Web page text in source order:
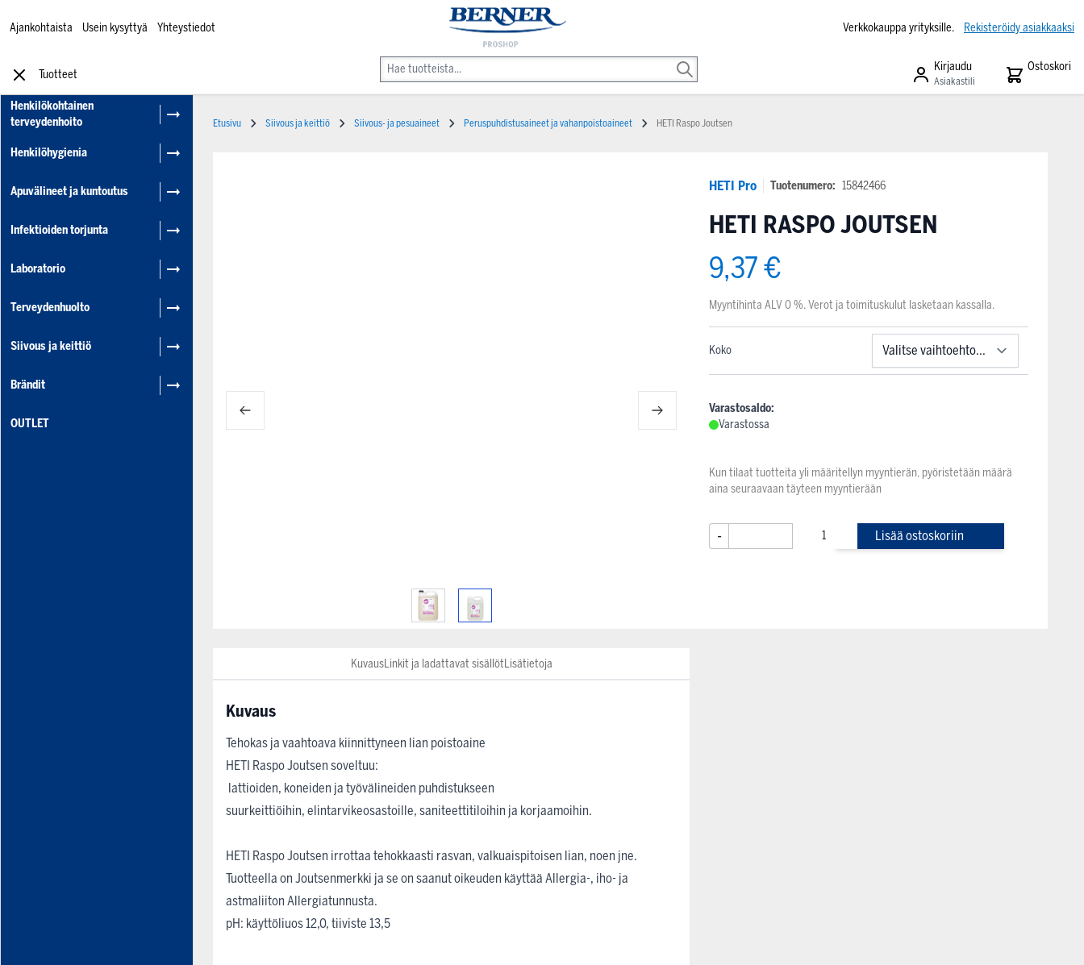
Ajankohtaista Usein kysyttyä Yhteystiedot Verkkokauppa yrityksille. Rekisteröidy asiakkaaksi
Tuotteet
Kirjaudu
Asiakastili
Ostoskori
Henkilökohtainen
terveydenhoito
Henkilöhygienia
Apuvälineet ja kuntoutus
Infektioiden torjunta
Laboratorio
Terveydenhuolto
Siivous ja keittiö
Brändit
OUTLET
HETI Pro Tuotenumero: 15842466
HETI RASPO JOUTSEN
9,37 €
Myyntihinta ALV 0 %. Verot ja toimituskulut lasketaan kassalla.
Koko
Varastosaldo:
Varastossa
Kun tilaat tuotteita yli määritellyn myyntierän, pyöristetään määrä
aina seuraavaan täyteen myyntierään
- Lisää ostoskoriin
KuvausLinkit ja ladattavat sisällötLisätietoja
Kuvaus
Tehokas ja vaahtoava kiinnittyneen lian poistoaine
HETI Raspo Joutsen soveltuu:
lattioiden, koneiden ja työvälineiden puhdistukseen
suurkeittiöihin, elintarvikeosastoille, saniteettitiloihin ja korjaamoihin.
HETI Raspo Joutsen irrottaa tehokkaasti rasvan, valkuaispitoisen lian, noen jne.
Tuotteella on Joutsenmerkki ja se on saanut oikeuden käyttää Allergia-, iho- ja
astmaliiton Allergiatunnusta.
pH: käyttöliuos 12,0, tiiviste 13,5
Etusivu Siivous ja keittiö Siivous- ja pesuaineet Peruspuhdistusaineet ja vahanpoistoaineet HETI Raspo Joutsen